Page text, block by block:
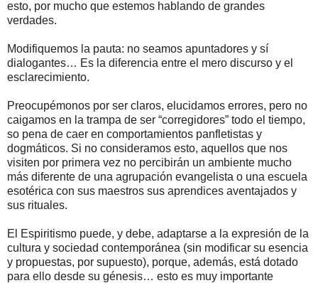
esto, por mucho que estemos hablando de grandes
verdades.
Modifiquemos la pauta: no seamos apuntadores y sí
dialogantes… Es la diferencia entre el mero discurso y el
esclarecimiento.
Preocupémonos por ser claros, elucidamos errores, pero no
caigamos en la trampa de ser “corregidores” todo el tiempo,
so pena de caer en comportamientos panfletistas y
dogmáticos. Si no consideramos esto, aquellos que nos
visiten por primera vez no percibirán un ambiente mucho
más diferente de una agrupación evangelista o una escuela
esotérica con sus maestros sus aprendices aventajados y
sus rituales.
El Espiritismo puede, y debe, adaptarse a la expresión de la
cultura y sociedad contemporánea (sin modificar su esencia
y propuestas, por supuesto), porque, además, está dotado
para ello desde su génesis… esto es muy importante